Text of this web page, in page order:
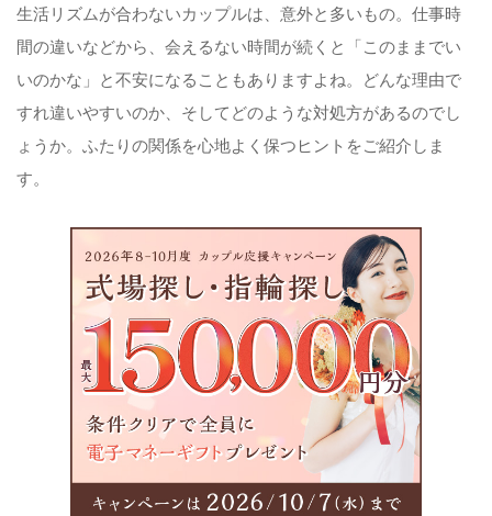
生活リズムが合わないカップルは、意外と多いもの。仕事時
間の違いなどから、会えるない時間が続くと「このままでい
いのかな」と不安になることもありますよね。どんな理由で
すれ違いやすいのか、そしてどのような対処方があるのでし
ょうか。ふたりの関係を心地よく保つヒントをご紹介しま
す。